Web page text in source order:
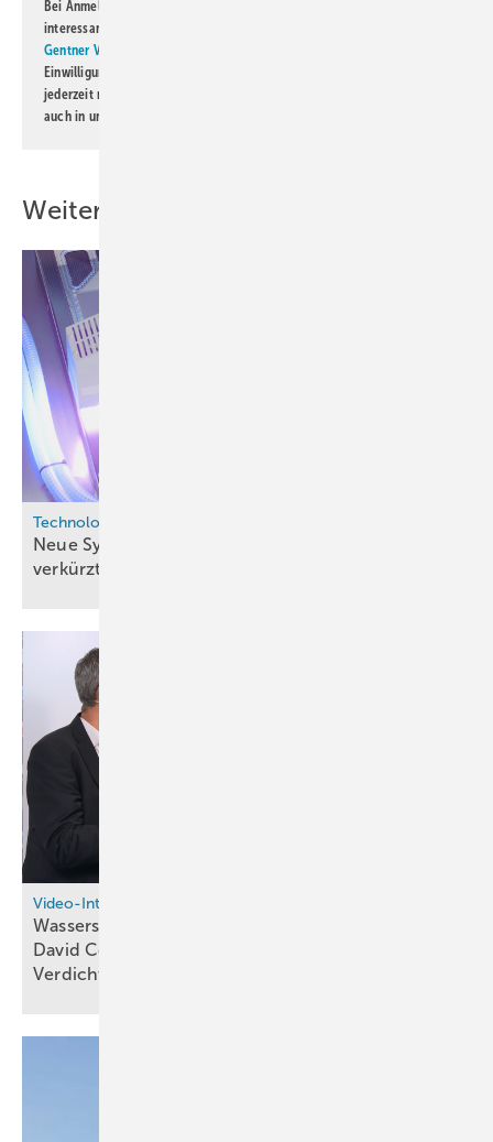
Bei Anmeldung zu diesem Newsletter bin ich damit einverstanden, über
interessante Verlags- und Online-Angebote
Gentner Verlag GmbH & Co. KG
Einwilligung kann ich jederzeit widerrufen und eine Abmeldung ist
jederzeit möglich. Informationen zum Umgang mit Daten finden Sie
auch in unserer
Weitere Inhalte
Technologie
Neue Systemlösung für Brennstoffzellen-Dichtung
verkürzt
Video-Interview
Wasserstoff speichern neu gedacht: Eifhytec-CEO
David Colomar über thermochemische
Verdichtung